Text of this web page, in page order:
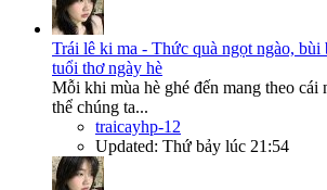
Trái lê ki ma - Thức quà ngọt ngào, bùi
tuổi thơ ngày hè
Mỗi khi mùa hè ghé đến mang theo cái
thể chúng ta...
traicayhp-12
Updated: Thứ bảy lúc 21:54